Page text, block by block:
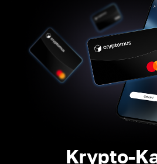
Krypto-